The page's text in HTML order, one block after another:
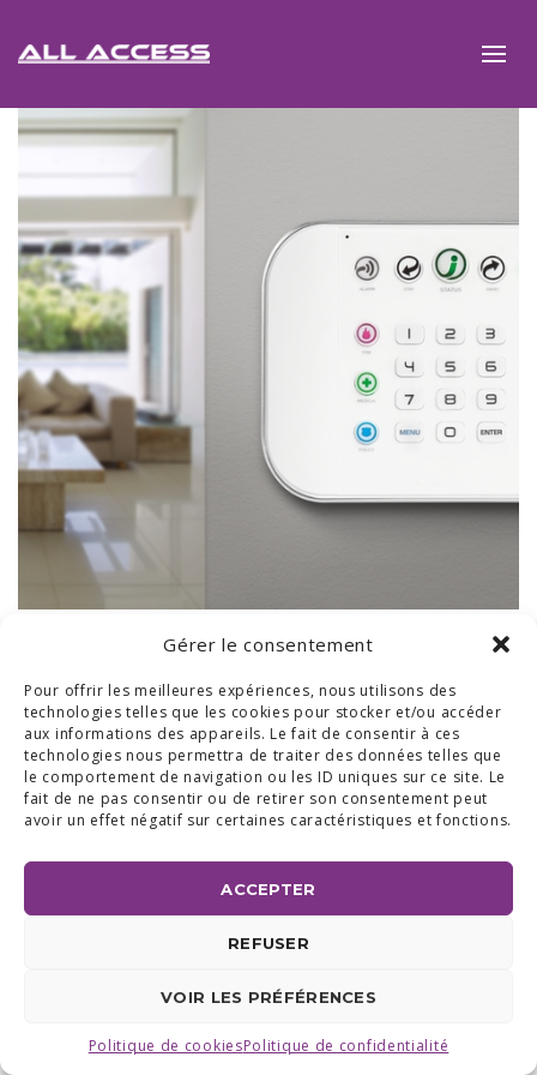
Gérer le consentement
Pour offrir les meilleures expériences, nous utilisons des
technologies telles que les cookies pour stocker et/ou accéder
aux informations des appareils. Le fait de consentir à ces
technologies nous permettra de traiter des données telles que
le comportement de navigation ou les ID uniques sur ce site. Le
fait de ne pas consentir ou de retirer son consentement peut
avoir un effet négatif sur certaines caractéristiques et fonctions.
ACCEPTER
REFUSER
VOIR LES PRÉFÉRENCES
Politique de cookiesPolitique de confidentialité
BUREAUX & SHOW ROOM
SHOW ROOM ET BUREAUX RÉGION BRABANT WALLON :
AVENUE DU COMMERCE 24 A, 1420 BRAINE L'ALLEUD
BUREAUX RÉGION LIÉGEOISE :RUE DE LA FERME 71 BTE 2,
4430 ANS TEL +32 (0) 2 387 43 32 | FAX +32 (0) 2 663 70 09
©2025 ALL ACCESS | POLITIQUE DE CONFIDENTIALITÉ |
MADE WITH
BY I-LOGICS